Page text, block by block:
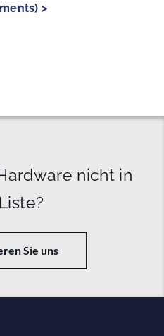
>
nicht in
Sie uns